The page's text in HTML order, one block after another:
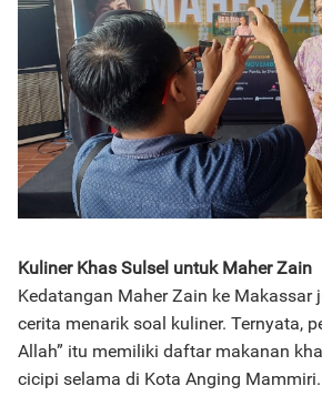
Kuliner Khas Sulsel untuk Maher Zain
Kedatangan Maher Zain ke Makassar
cerita menarik soal kuliner. Ternyata,
Allah” itu memiliki daftar makanan
cicipi selama di Kota Anging Mammiri.